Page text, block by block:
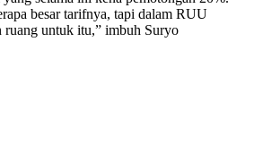
besar tarifnya, tapi dalam RUU
untuk itu,” imbuh Suryo